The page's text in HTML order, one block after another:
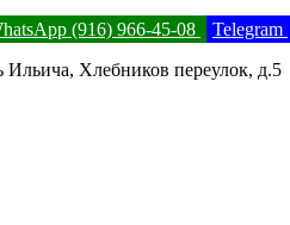
(916) 966-45-08 Telegram
Хлебников переулок, д.5